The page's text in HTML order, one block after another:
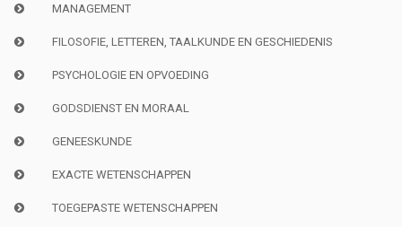
MANAGEMENT
FILOSOFIE, LETTEREN, TAALKUNDE EN GESCHIEDENIS
PSYCHOLOGIE EN OPVOEDING
GODSDIENST EN MORAAL
GENEESKUNDE
EXACTE WETENSCHAPPEN
TOEGEPASTE WETENSCHAPPEN